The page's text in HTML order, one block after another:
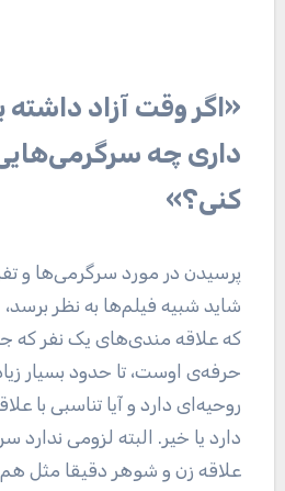
«اگر وقت آزاد
داری چه سرگرمی‌هایی
کنی؟»
پرسیدن در مورد سرگرمی‌ها و
شاید شبیه فیلم‌ها به نظر
که علاقه مندی‌های یک نفر که
حرفه‌ی اوست، تا حدود بسیار
روحیه‌ای دارد و آیا تناسبی با
دارد یا خیر. البته لزومی
علاقه زن و شوهر دقیقا مثل